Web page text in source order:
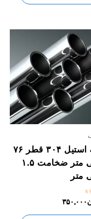
لوله استیل ۳۰۴ قطر ۷۶
میلی متر ضخامت ۱.۵
متر
۳۵۰,۰۰۰